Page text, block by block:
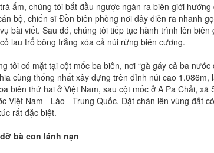
ấm, chúng tôi bắt đầu ngược ngàn ra biên giới
bộ, chiến sĩ Đồn biên phòng nơi đây diễn ra nhanh
bài viết. Sau đó, chúng tôi tiếp tục hành trình lên
lau trổ bông trắng xóa cả núi rừng biên cương.
tôi có mặt tại cột mốc ba biên, nơi “gà gáy cả ba
cùng thống nhất xây dựng trên đỉnh núi cao
biên thứ hai ở Việt Nam, sau cột mốc ở A Pa Chải,
Việt Nam - Lào - Trung Quốc. Đặt chân lên vùng đất
rất đặc biệt.
bà con lánh nạn